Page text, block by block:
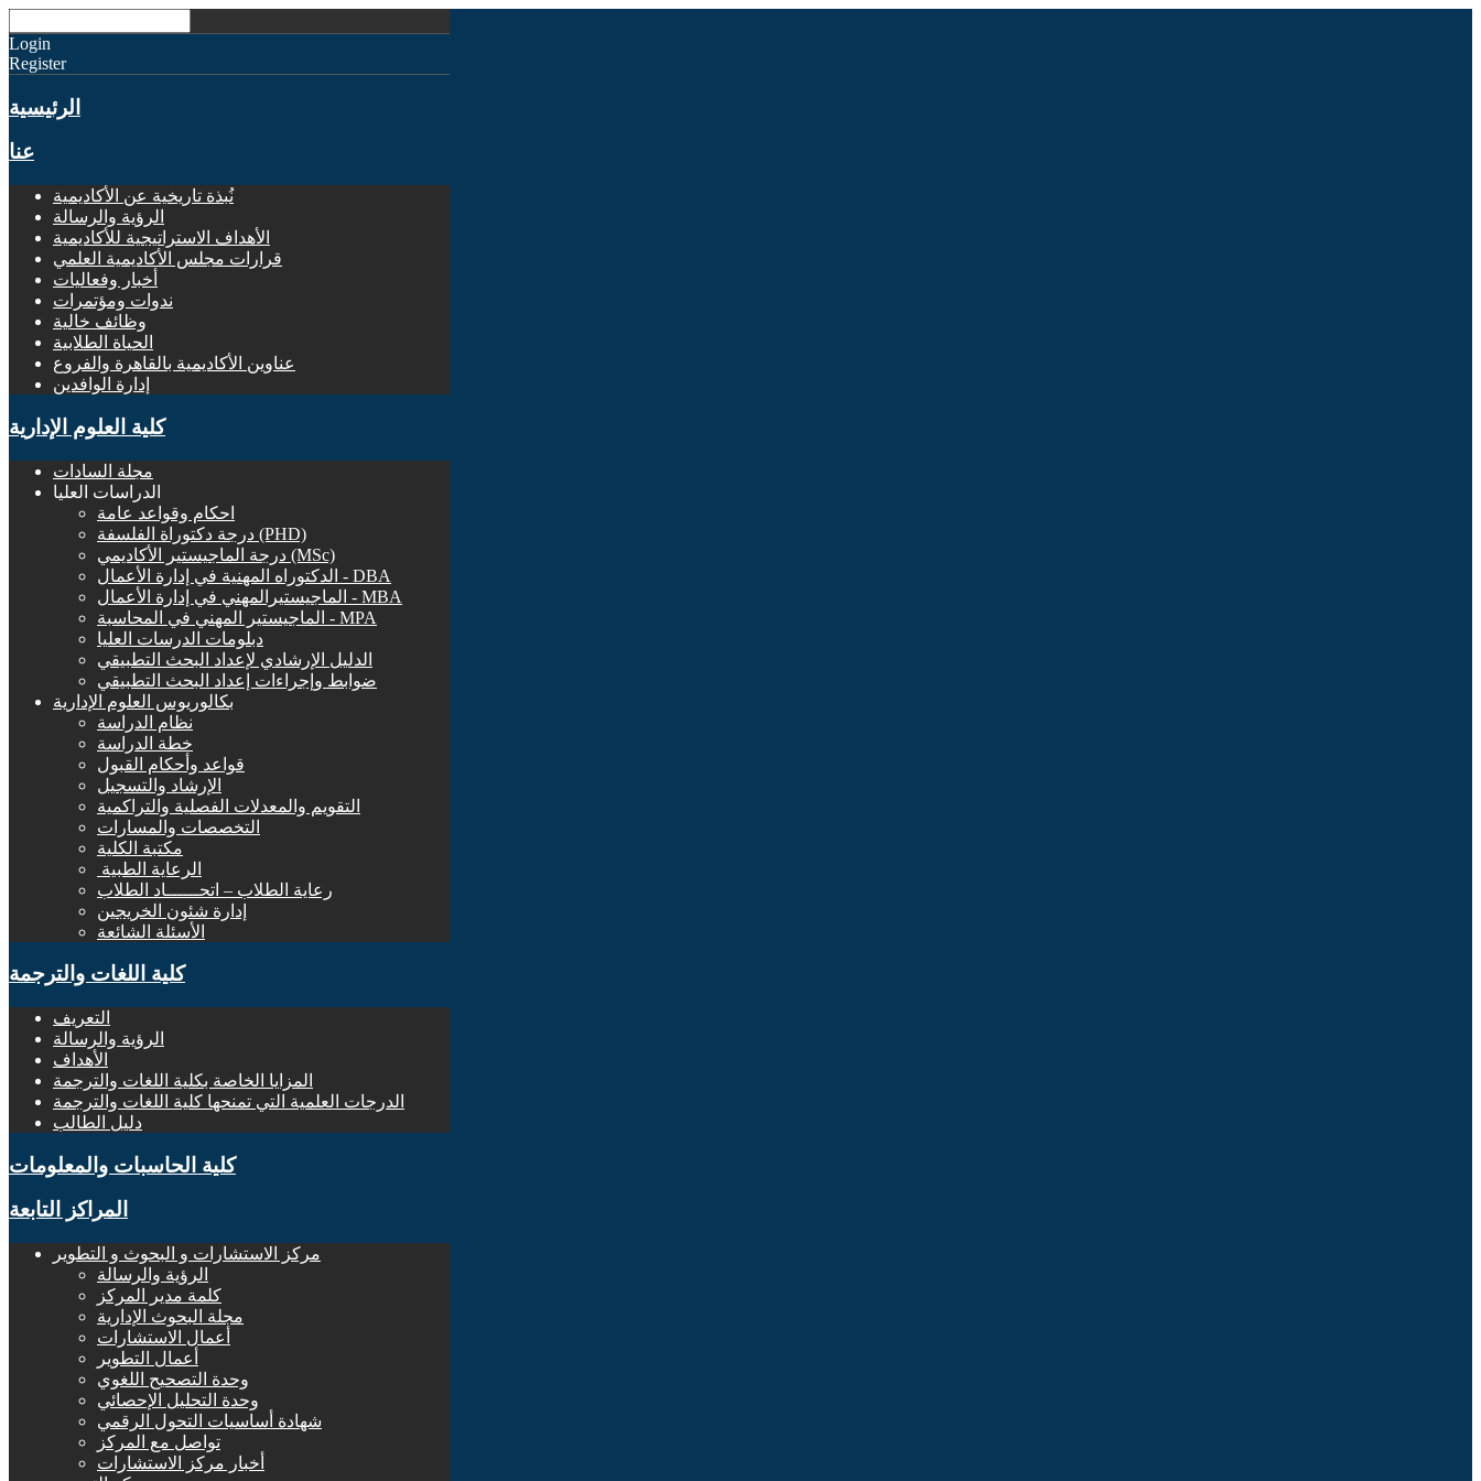
Login
Register
الرئيسية
عنا
نُبذة تاريخية عن الأكاديمية
الرؤية والرسالة
الأهداف الاستراتيجية للأكاديمية
قرارات مجلس الأكاديمية العلمي
أخبار وفعاليات
ندوات ومؤتمرات
وظائف خالية
الحياة الطلابية
عناوين الأكاديمية بالقاهرة والفروع
إدارة الوافدين
كلية العلوم الإدارية
مجلة السادات
الدراسات العليا
احكام وقواعد عامة
درجة دكتوراة الفلسفة (PHD)
درجة الماجيستير الأكاديمي (MSc)
الدكتوراه المهنية في إدارة الأعمال - DBA
الماجيستيرالمهني في إدارة الأعمال - MBA
الماجيستير المهني في المحاسبة - MPA
دبلومات الدرسات العليا
الدليل الإرشادي لإعداد البحث التطبيقي
ضوابط وإجراءات إعداد البحث التطبيقي
بكالوريوس العلوم الإدارية
نظام الدراسة
خطة الدراسة
قواعد وأحكام القبول
الإرشاد والتسجيل
التقويم والمعدلات الفصلية والتراكمية
التخصصات والمسارات
مكتبة الكلية
الرعاية الطبية ‏
رعاية الطلاب – اتحــــــاد الطلاب
إدارة شئون الخريجين
الأسئلة الشائعة
كلية اللغات والترجمة
التعريف
الرؤية والرسالة
الأهداف
المزايا الخاصة بكلية اللغات والترجمة
الدرجات العلمية التي تمنحها كلية اللغات والترجمة
دليل الطالب
كلية الحاسبات والمعلومات
المراكز التابعة
مركز الاستشارات و البحوث و التطوير
الرؤية والرسالة
كلمة مدير المركز
مجلة البحوث الإدارية
أعمال الاستشارات
أعمال التطوير
وحدة التصحيح اللغوي
وحدة التحليل الإحصائي
شهادة أساسيات التحول الرقمي
تواصل مع المركز
أخبار مركز الاستشارات